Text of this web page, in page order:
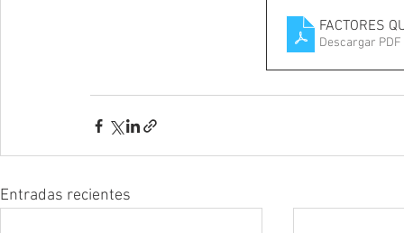
FACTORES
Descargar PDF
Entradas recientes